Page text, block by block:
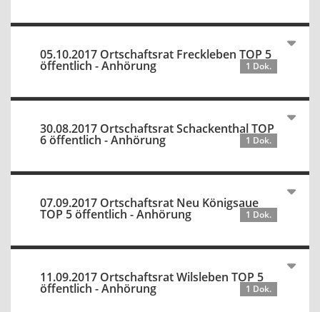
05.10.2017 Ortschaftsrat Freckleben TOP 5
öffentlich - Anhörung 1 Dok.
30.08.2017 Ortschaftsrat Schackenthal TOP
6 öffentlich - Anhörung 1 Dok.
07.09.2017 Ortschaftsrat Neu Königsaue
TOP 5 öffentlich - Anhörung 1 Dok.
11.09.2017 Ortschaftsrat Wilsleben TOP 5
öffentlich - Anhörung 1 Dok.